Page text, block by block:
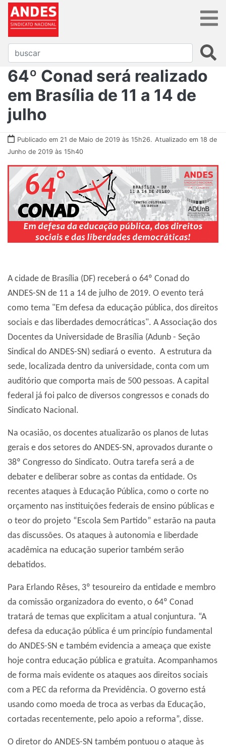
64º Conad será realizado
em Brasília de 11 a 14 de
julho
Publicado em 21 de Maio de 2019 às 15h26. Atualizado em 18 de
Junho de 2019 às 15h40
A cidade de Brasília (DF) receberá o 64º Conad do
ANDES-SN de 11 a 14 de julho de 2019. O evento terá
como tema "Em defesa da educação pública, dos direitos
sociais e das liberdades democráticas". A Associação dos
Docentes da Universidade de Brasília (Adunb - Seção
Sindical do ANDES-SN) sediará o evento. A estrutura da
sede, localizada dentro da universidade, conta com um
auditório que comporta mais de 500 pessoas. A capital
federal já foi palco de diversos congressos e conads do
Sindicato Nacional.
Na ocasião, os docentes atualizarão os planos de lutas
gerais e dos setores do ANDES-SN, aprovados durante o
38º Congresso do Sindicato. Outra tarefa será a de
debater e deliberar sobre as contas da entidade. Os
recentes ataques à Educação Pública, como o corte no
orçamento nas instituições federais de ensino públicas e
o teor do projeto “Escola Sem Partido” estarão na pauta
das discussões. Os ataques à autonomia e liberdade
acadêmica na educação superior também serão
debatidos.
Para Erlando Rêses, 3º tesoureiro da entidade e membro
da comissão organizadora do evento, o 64º Conad
tratará de temas que explicitam a atual conjuntura. “A
defesa da educação pública é um princípio fundamental
do ANDES-SN e também evidencia a ameaça que existe
hoje contra educação pública e gratuita. Acompanhamos
de forma mais evidente os ataques aos direitos sociais
com a PEC da reforma da Previdência. O governo está
usando como moeda de troca as verbas da Educação,
cortadas recentemente, pelo apoio a reforma”, disse.
O diretor do ANDES-SN também pontuou o ataque às